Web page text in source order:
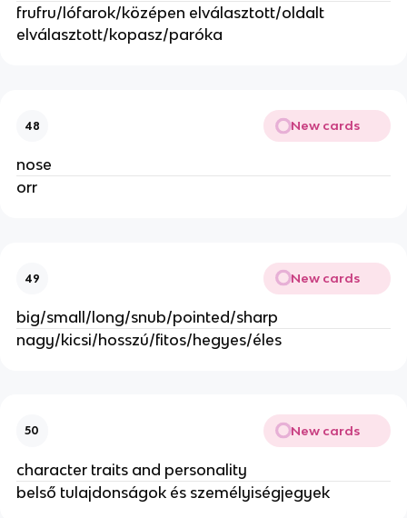
frufru/lófarok/középen elválasztott/oldalt
elválasztott/kopasz/paróka
48 New cards
nose
orr
49 New cards
big/small/long/snub/pointed/sharp
nagy/kicsi/hosszú/fitos/hegyes/éles
50 New cards
character traits and personality
belső tulajdonságok és személyiségjegyek